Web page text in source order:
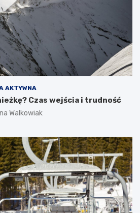
AKTYWNA
Czas wejścia i trudność
Walkowiak